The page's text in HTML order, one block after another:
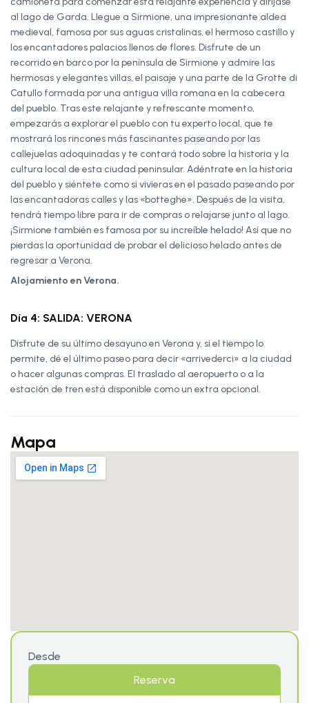
al lago de Garda. Llegue a Sirmione, una impresionante aldea
medieval, famosa por sus aguas cristalinas, el hermoso castillo y
los encantadores palacios llenos de flores. Disfrute de un
recorrido en barco por la península de Sirmione y admire las
hermosas y elegantes villas, el paisaje y una parte de la Grotte di
Catullo formada por una antigua villa romana en la cabecera
del pueblo. Tras este relajante y refrescante momento,
empezarás a explorar el pueblo con tu experto local, que te
mostrará los rincones más fascinantes paseando por las
callejuelas adoquinadas y te contará todo sobre la historia y la
cultura local de esta ciudad peninsular. Adéntrate en la historia
del pueblo y siéntete como si vivieras en el pasado paseando por
las encantadoras calles y las «botteghe». Después de la visita,
tendrá tiempo libre para ir de compras o relajarse junto al lago.
¡Sirmione también es famosa por su increíble helado! Así que no
pierdas la oportunidad de probar el delicioso helado antes de
regresar a Verona.
Alojamiento en Verona.
Día 4: SALIDA: VERONA
Disfrute de su último desayuno en Verona y, si el tiempo lo
permite, dé el último paseo para decir «arrivederci» a la ciudad
o hacer algunas compras. El traslado al aeropuerto o a la
estación de tren está disponible como un extra opcional.
Mapa
Desde
Reserva